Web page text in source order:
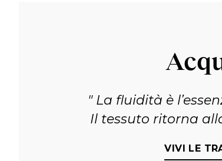
La fluidità è
Il tessuto ritorna
VIVI LE